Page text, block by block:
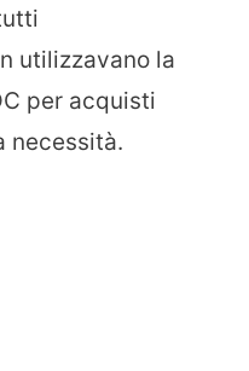
utilizzavano la
per acquisti
necessità.